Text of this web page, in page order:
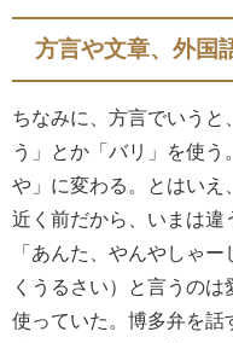
方言や文章、外国
ちなみに、方言でいうと
う」とか「バリ」を使う
や」に変わる。とはいえ
近く前だから、いまは違
「あんた、やんやしゃ
くうるさい）と言うの
使っていた。博多弁を話